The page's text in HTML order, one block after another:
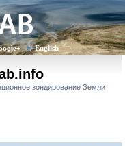
English
зондирование Земли